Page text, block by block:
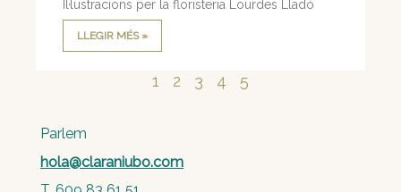
Il·lustracions per la floristeria Lourdes Lladó
LLEGIR MÉS »
1 2 3 4 5
Parlem
hola@claraniubo.com